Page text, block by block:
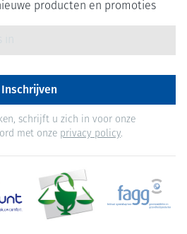
producten en promoties
Inschrijven
schrijft u zich in voor onze
met onze privacy policy.